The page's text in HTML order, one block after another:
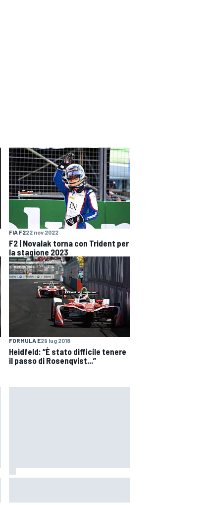
FIA F222 nov 2022
F2 | Novalak torna con Trident per
la stagione 2023
FORMULA E29 lug 2018
Heidfeld: “È stato difficile tenere
il passo di Rosenqvist...”
lamentava, ma si vedeva che la